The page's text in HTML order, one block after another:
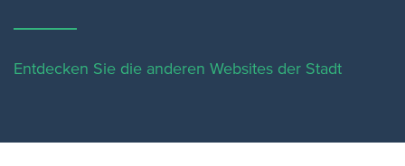
Entdecken Sie die anderen Websites der Stadt